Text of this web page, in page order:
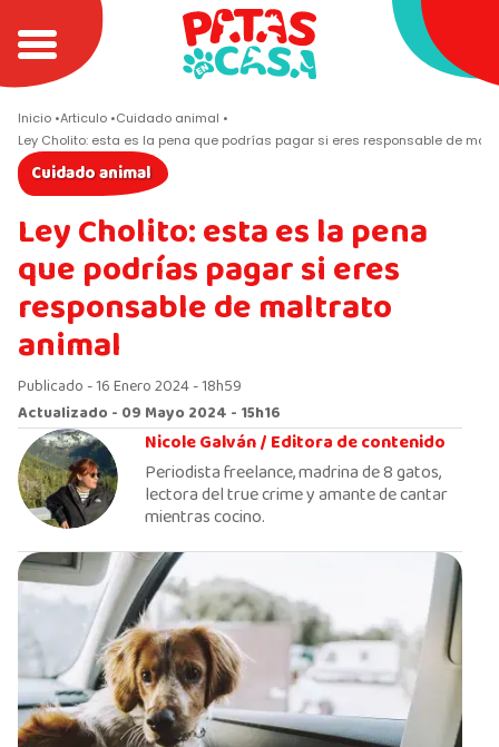
Inicio Articulo Cuidado animal
Ley Cholito: esta es la pena que podrías pagar si eres responsable de
Cuidado animal
Ley Cholito: esta es la pena
que podrías pagar si eres
responsable de maltrato
animal
Publicado - 16 Enero 2024 - 18h59
Actualizado - 09 Mayo 2024 - 15h16
Nicole Galván /Editora de contenido
Periodista freelance, madrina de 8 gatos,
lectora del true crime y amante de cantar
mientras cocino.